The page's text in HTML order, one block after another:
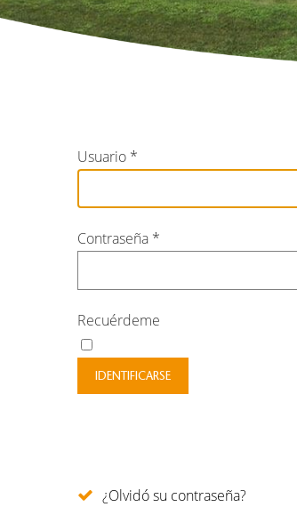
Usuario *
Contraseña *
Recuérdeme
IDENTIFICARSE
¿Olvidó su contraseña?